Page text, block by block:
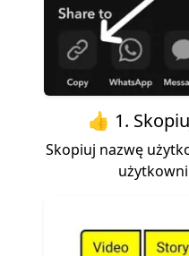
👍 1.
Skopiuj nazwę